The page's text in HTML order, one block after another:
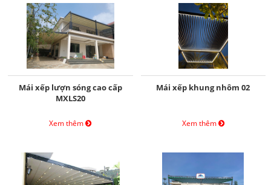
Mái xếp lượn sóng cao cấp
MXLS20
Xem thêm
Mái xếp khung nhôm 02
Xem thêm